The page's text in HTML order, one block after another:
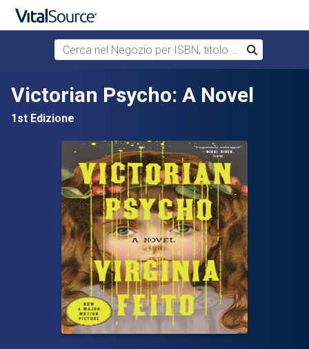
Passa al contenuto principale
Cerca nel Negozio per ISBN, titolo o autore
Cerca
Victorian Psycho: A Novel
1st Edizione